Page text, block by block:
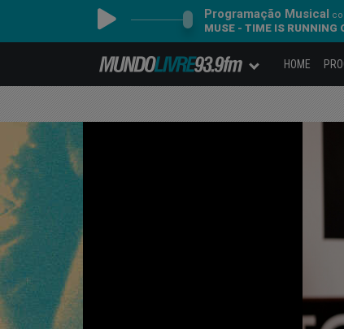
Programação Musical
MUSE - TIME IS RUNNING
HOME